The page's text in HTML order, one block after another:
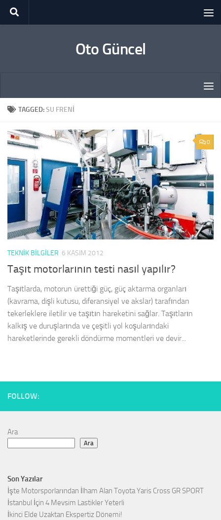
Skip to content
Oto Güncel
TAGGED:SU FRENI
0
TEKNIK BILGILER 6 KASIM 2012
Taşıt motorlarının testi nasıl yapılır?
Taşıtlarda, motorun ürettiği güç, güç aktarma organları
(kavrama, dişli kutusu, diferansiyel ve akslar) tarafından
tekerleklere iletilir ve taşıtın hareketini sağlar. Taşıtların
kalkış ve duruşlarında ve çeşitli yol koşularındaki
hareketlerinde gerekli döndürme momentleri ve devir...
FOLLOW:
Ara
Ara
Son Yazılar
İşte Motorsporlarından İlham Alan Toyota Yaris Cross GR SPORT
İstanbul İçin 4 Mevsim Lastikler Yeterli
İkinci Elde Uzaktan Ekspertiz Dönemi!